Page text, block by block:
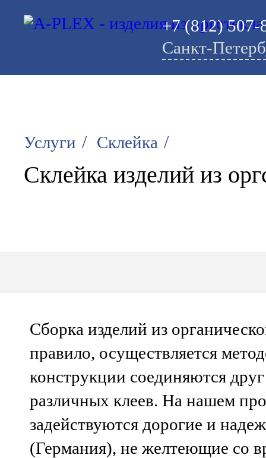
+7 (812) 507-
Санкт-
Услуги / Склейка /
Склейка изделий из
Сборка изделий из
правило, осуществляется
конструкции соединяются
различных клеев. На нашем
задействуются дорогие и
(Германия), не желтеющие со